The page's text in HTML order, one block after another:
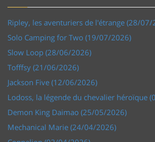
Ripley, les aventuriers de l'étrange (28/07/
Solo Camping for Two (19/07/2026)
Slow Loop (28/06/2026)
Tofffsy (21/06/2026)
Jackson Five (12/06/2026)
Lodoss, la légende du chevalier héroïque
Demon King Daimao (25/05/2026)
Mechanical Marie (24/04/2026)